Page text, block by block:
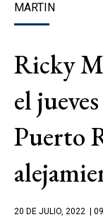
MARTIN
Ricky
el
Puerto
20 DE JULIO, 2022 |